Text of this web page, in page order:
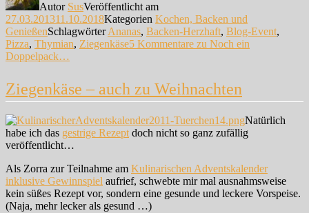
Autor SusVeröffentlicht am
27.03.201311.10.2018Kategorien Kochen, Backen und
GenießenSchlagwörterAnanas, Backen-Herzhaft, Blog-Event,
Pizza, Thymian, Ziegenkäse5 Kommentare zu Noch ein
Doppelpack…
Ziegenkäse – auch zu Weihnachten
Natürlich
habe ich das gestrige Rezept doch nicht so ganz zufällig
veröffentlicht…
Als Zorra zur Teilnahme am Kulinarischen Adventskalender
inklusive Gewinnspiel aufrief, schwebte mir mal ausnahmsweise
kein süßes Rezept vor, sondern eine gesunde und leckere Vorspeise.
(Naja, mehr lecker als gesund …)